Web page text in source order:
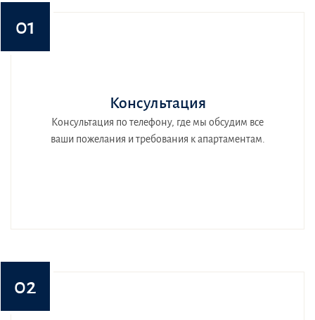
01
Консультация
Консультация по телефону, где мы обсудим все
ваши пожелания и требования к апартаментам.
02